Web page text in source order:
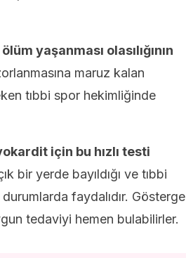
yaşanması olasılığının
maruz kalan
tıbbi spor hekimliğinde
için bu hızlı testi
bir yerde bayıldığı ve tıbbi
faydalıdır. Gösterge
tedaviyi hemen bulabilirler.